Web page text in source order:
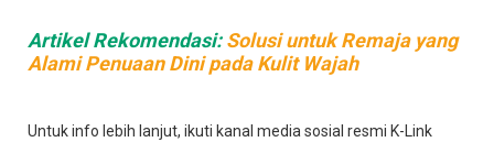
Artikel Rekomendasi:Solusi untuk Remaja yang
Alami Penuaan Dini pada Kulit Wajah
Untuk info lebih lanjut, ikuti kanal media sosial resmi K-Link